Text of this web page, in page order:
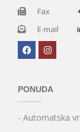
Fax
E-mail
PONUDA
- Automatska